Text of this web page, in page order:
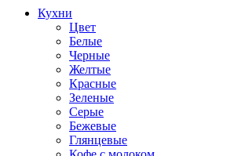
Кухни
Цвет
Белые
Черные
Желтые
Красные
Зеленые
Серые
Бежевые
Глянцевые